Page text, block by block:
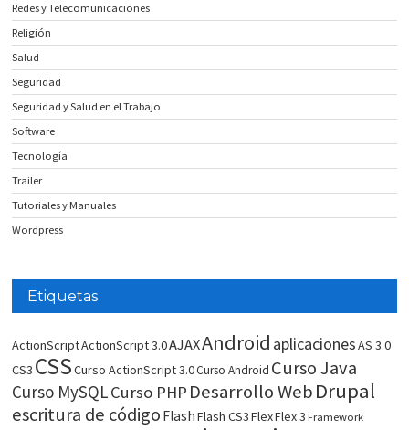
Redes y Telecomunicaciones
Religión
Salud
Seguridad
Seguridad y Salud en el Trabajo
Software
Tecnología
Trailer
Tutoriales y Manuales
Wordpress
Etiquetas
ActionScriptActionScript 3.0AJAXAndroid aplicacionesAS 3.0
CS3 CSSCurso ActionScript 3.0Curso Android Curso Java
Curso MySQLCurso PHP Desarrollo WebDrupal
escritura de código FlashFlash CS3FlexFlex 3 Framework